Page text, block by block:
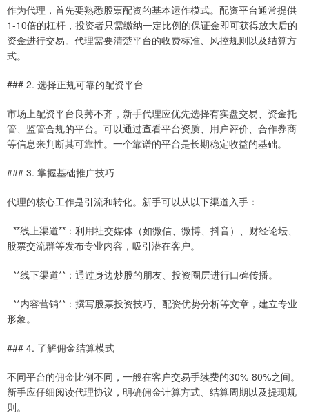
作为代理，首先要熟悉股票配资的基本运作模式。配资平台通常提供
1-10倍的杠杆，投资者只需缴纳一定比例的保证金即可获得放大后的
资金进行交易。代理需要清楚平台的收费标准、风控规则以及结算方
式。
### 2. 选择正规可靠的配资平台
市场上配资平台良莠不齐，新手代理应优先选择有实盘交易、资金托
管、监管合规的平台。可以通过查看平台资质、用户评价、合作券商
等信息来判断其可靠性。一个靠谱的平台是长期稳定收益的基础。
### 3. 掌握基础推广技巧
代理的核心工作是引流和转化。新手可以从以下渠道入手：
- **线上渠道**：利用社交媒体（如微信、微博、抖音）、财经论坛、
股票交流群等发布专业内容，吸引潜在客户。
- **线下渠道**：通过身边炒股的朋友、投资圈层进行口碑传播。
- **内容营销**：撰写股票投资技巧、配资优势分析等文章，建立专业
形象。
### 4. 了解佣金结算模式
不同平台的佣金比例不同，一般在客户交易手续费的30%-80%之间。
新手应仔细阅读代理协议，明确佣金计算方式、结算周期以及提现规
则。